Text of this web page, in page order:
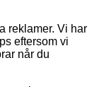
reklamer. Vi har
eftersom vi
når du